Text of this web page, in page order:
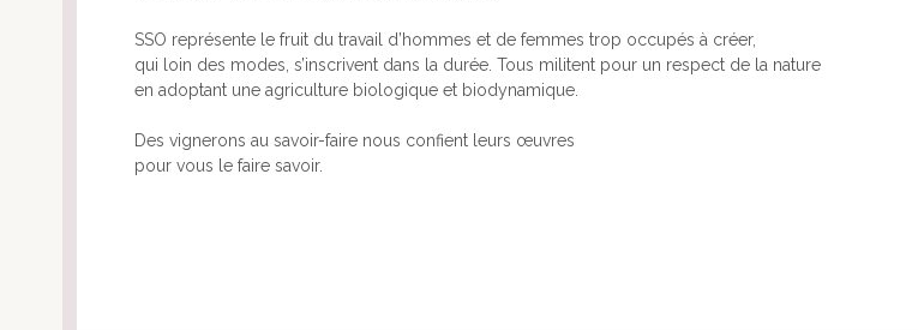
SSO représente le fruit du travail d’hommes et de femmes trop occupés à créer,
qui loin des modes, s’inscrivent dans la durée. Tous militent pour un respect de la nature
en adoptant une agriculture biologique et biodynamique.
Des vignerons au savoir-faire nous confient leurs œuvres
pour vous le faire savoir.